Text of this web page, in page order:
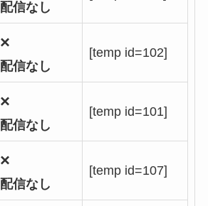
配信なし
×
配信なし
[temp id=102]
×
配信なし
[temp id=101]
×
配信なし
[temp id=107]